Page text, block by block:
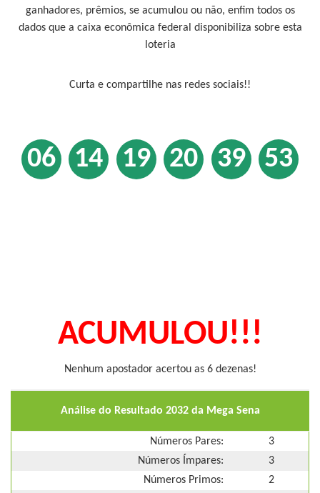
ganhadores, prêmios, se acumulou ou não, enfim todos os
dados que a caixa econômica federal disponibiliza sobre esta
loteria
Curta e compartilhe nas redes sociais!!
06 14 19 20 39 53
ACUMULOU!!!
Nenhum apostador acertou as 6 dezenas!
Análise do Resultado 2032 da Mega Sena
Números Pares:
3
Números Ímpares:
3
Números Primos:
2